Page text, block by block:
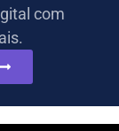
com